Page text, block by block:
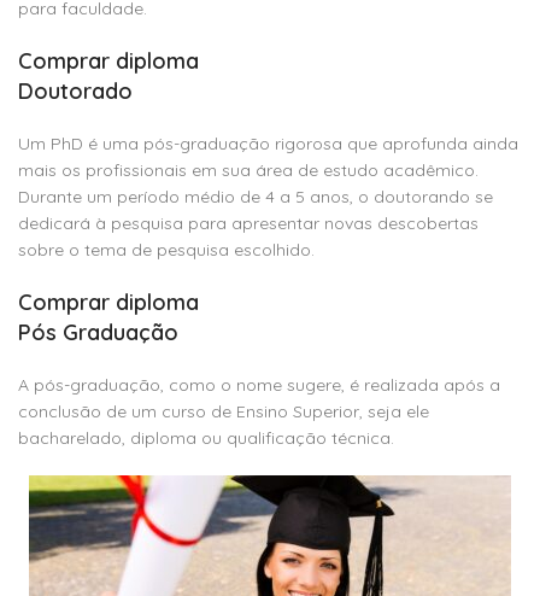
para faculdade.
Comprar diploma
Doutorado
Um PhD é uma pós-graduação rigorosa que aprofunda ainda
mais os profissionais em sua área de estudo acadêmico.
Durante um período médio de 4 a 5 anos, o doutorando se
dedicará à pesquisa para apresentar novas descobertas
sobre o tema de pesquisa escolhido.
Comprar diploma
Pós Graduação
A pós-graduação, como o nome sugere, é realizada após a
conclusão de um curso de Ensino Superior, seja ele
bacharelado, diploma ou qualificação técnica.